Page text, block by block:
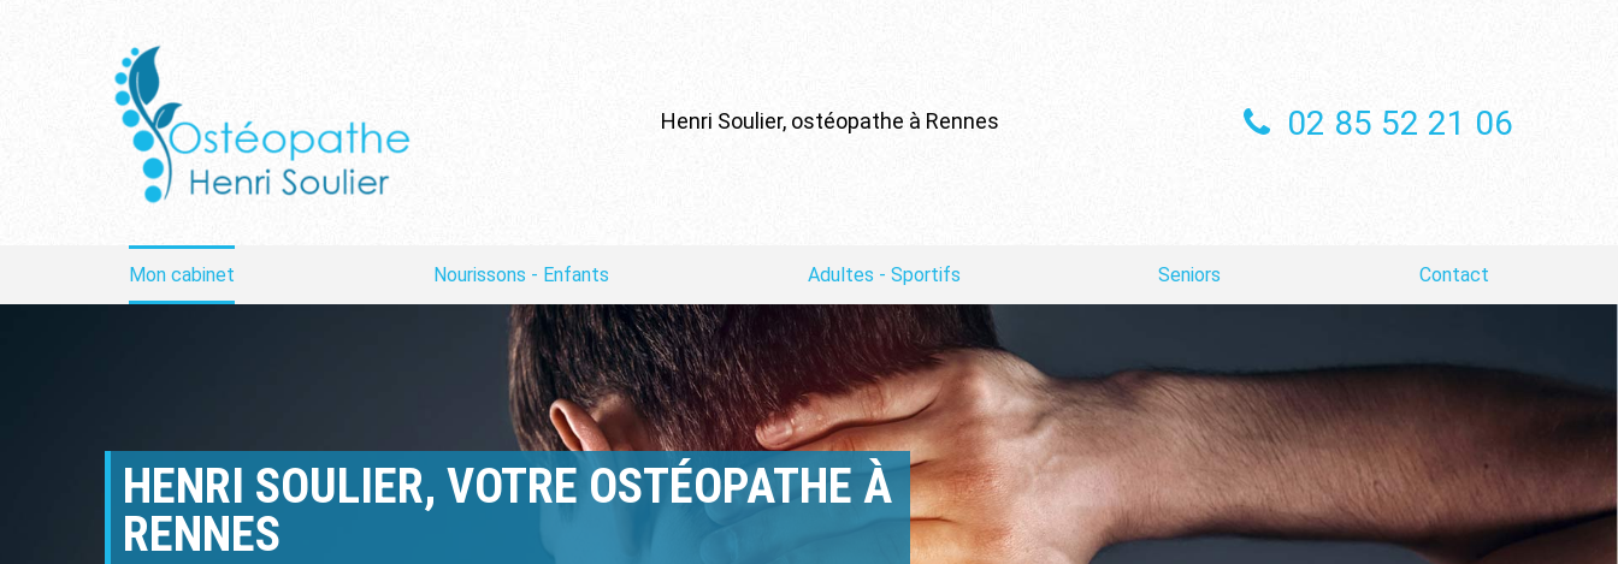
Henri Soulier, ostéopathe à Rennes 02 85 52 21 06
Mon cabinet Nourissons - Enfants Adultes - Sportifs Seniors Contact
HENRI SOULIER, VOTRE OSTÉOPATHE À
RENNES